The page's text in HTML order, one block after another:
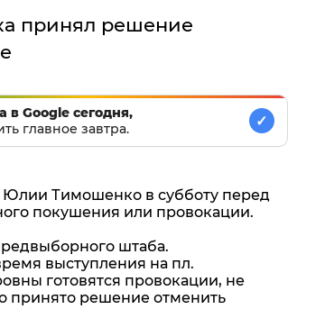
принял решение
в Google сегодня,
главное завтра.
✓
Тимошенко в субботу перед
покушения или провокации.
штаба.
выступления на пл.
готовятся провокации, не
принято решение отменить